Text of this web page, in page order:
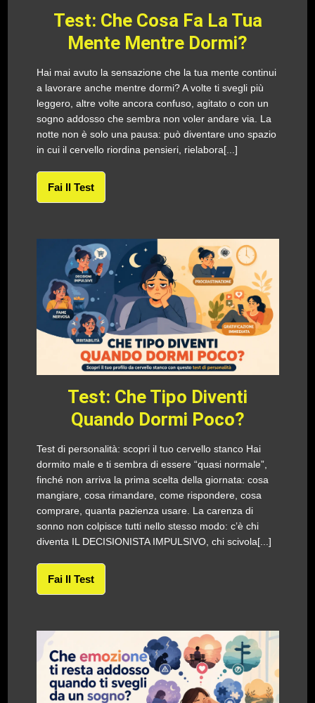
Test: Che Cosa Fa La Tua
Mente Mentre Dormi?
Hai mai avuto la sensazione che la tua mente continui
a lavorare anche mentre dormi? A volte ti svegli più
leggero, altre volte ancora confuso, agitato o con un
sogno addosso che sembra non voler andare via. La
notte non è solo una pausa: può diventare uno spazio
in cui il cervello riordina pensieri, rielabora[...]
Fai Il Test
Test: Che Tipo Diventi
Quando Dormi Poco?
Test di personalità: scopri il tuo cervello stanco Hai
dormito male e ti sembra di essere “quasi normale”,
finché non arriva la prima scelta della giornata: cosa
mangiare, cosa rimandare, come rispondere, cosa
comprare, quanta pazienza usare. La carenza di
sonno non colpisce tutti nello stesso modo: c’è chi
diventa IL DECISIONISTA IMPULSIVO, chi scivola[...]
Fai Il Test